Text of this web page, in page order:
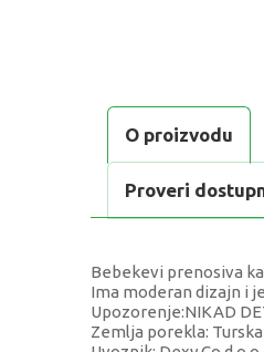
O proizvodu
Proveri
Bebekevi prenosiva
Ima moderan dizajn i
Upozorenje:NIKAD
Zemlja porekla: Turska